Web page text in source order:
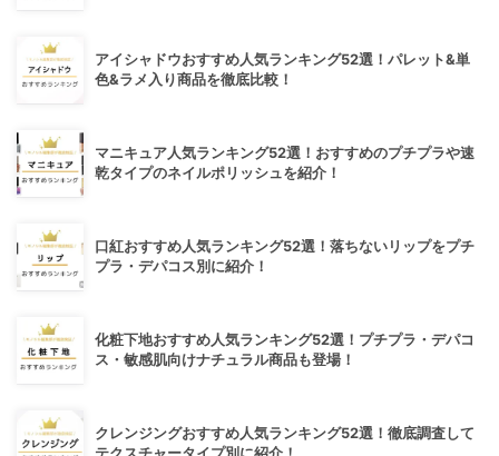
アイシャドウおすすめ人気ランキング52選！パレット&単
色&ラメ入り商品を徹底比較！
マニキュア人気ランキング52選！おすすめのプチプラや速
乾タイプのネイルポリッシュを紹介！
口紅おすすめ人気ランキング52選！落ちないリップをプチ
プラ・デパコス別に紹介！
化粧下地おすすめ人気ランキング52選！プチプラ・デパコ
ス・敏感肌向けナチュラル商品も登場！
クレンジングおすすめ人気ランキング52選！徹底調査して